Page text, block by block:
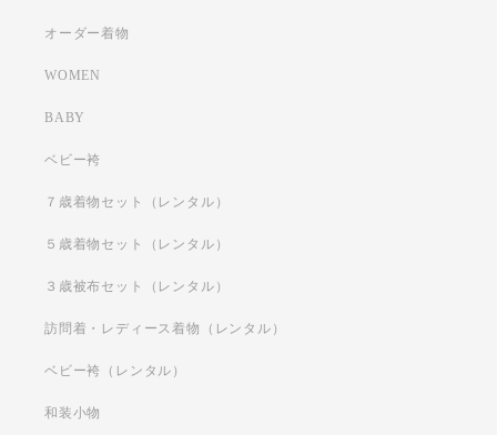
オーダー着物
WOMEN
BABY
ベビー袴
７歳着物セット（レンタル）
５歳着物セット（レンタル）
３歳被布セット（レンタル）
訪問着・レディース着物（レンタル）
ベビー袴（レンタル）
和装小物